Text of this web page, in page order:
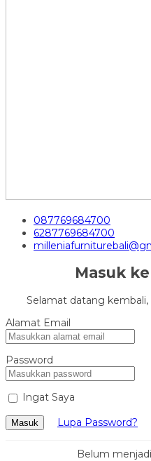
087769684700
6287769684700
Masuk
Selamat datang kembali,
Alamat Email
Password
Ingat Saya
Masuk Lupa Password?
Belum